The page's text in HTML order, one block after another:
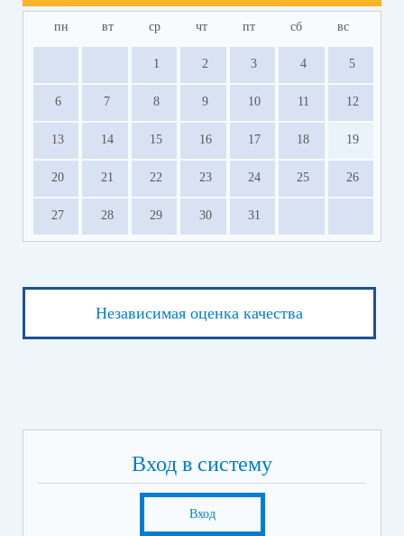
пн вт ср чт пт сб вс
1 2 3 4 5
6 7 8 9 10 11 12
13 14 15 16 17 18 19
20 21 22 23 24 25 26
27 28 29 30 31
Независимая оценка качества
Вход в систему
Вход